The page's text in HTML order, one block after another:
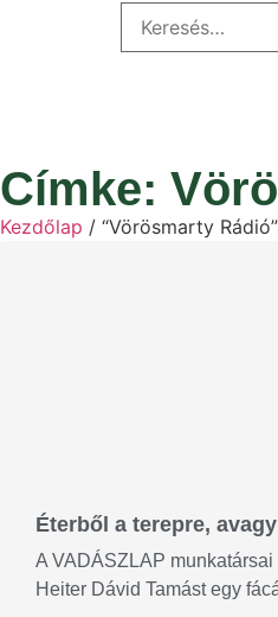
Címke:
Kezdőlap / “Vörösmarty
Éterből a terepre,
A VADÁSZLAP
Heiter Dávid Tamást egy